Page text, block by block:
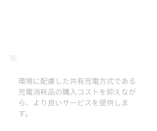
環境に配慮した共有充電方式である
充電消耗品の購入コストを抑えなが
ら、より良いサービスを提供しま
す。